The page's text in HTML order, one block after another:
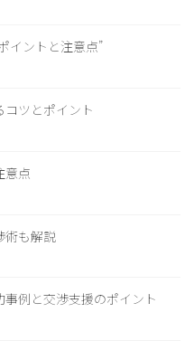
イントと注意点”
ツとポイント
意点
術も解説
例と交渉支援のポイント